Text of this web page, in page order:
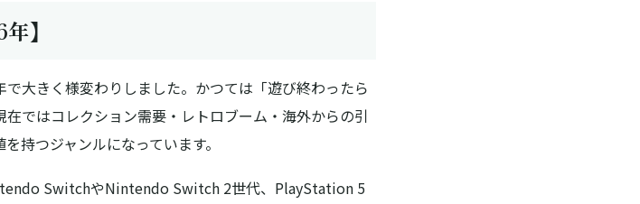
】
大きく様変わりしました。かつては「遊び終わったら
在ではコレクション需要・レトロブーム・海外からの引
持つジャンルになっています。
SwitchやNintendo Switch 2世代、PlayStation 5